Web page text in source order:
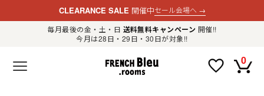
CLEARANCE SALE 開催中セール会場へ →
毎月最後の金・土・日 送料無料キャンペーン 開催!!
今月は28日・29日・30日が対象!!
F
R
0
ログイン